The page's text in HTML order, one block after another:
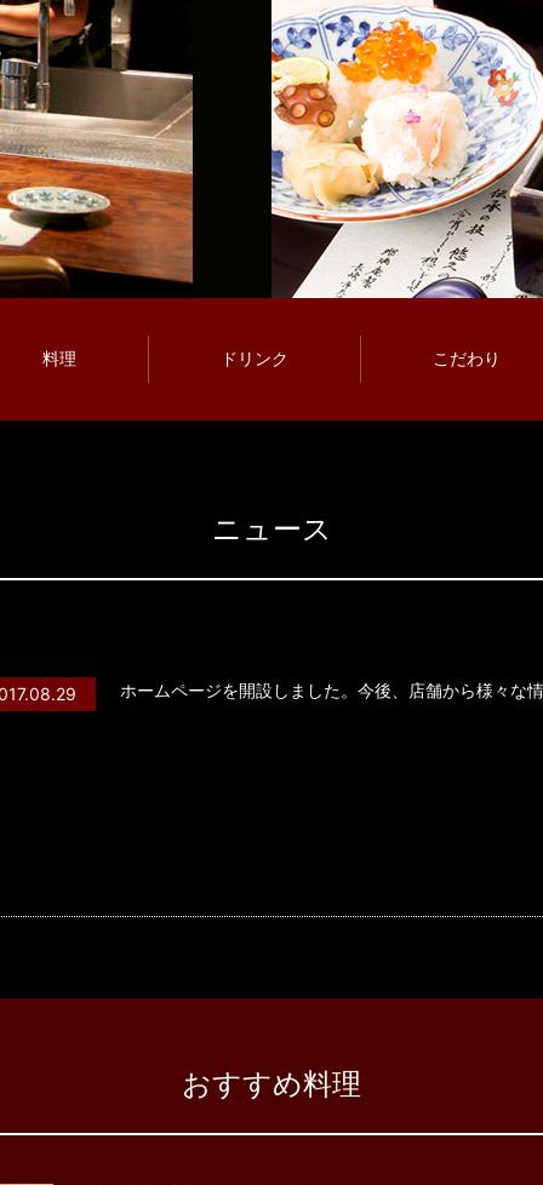
料理 ドリンク こだわり
ニュース
ホームページを開設しました。今後、店舗から様々な
おすすめ料理